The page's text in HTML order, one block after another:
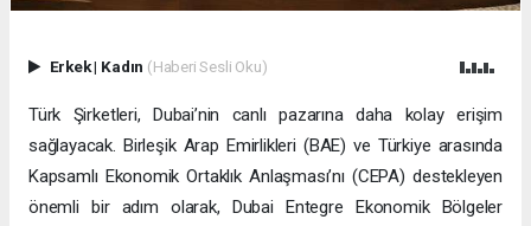
Erkek| Kadın (Haberi Sesli Oku)
Türk Şirketleri, Dubai’nin canlı pazarına daha kolay erişim
sağlayacak. Birleşik Arap Emirlikleri (BAE) ve Türkiye arasında
Kapsamlı Ekonomik Ortaklık Anlaşması’nı (CEPA) destekleyen
önemli bir adım olarak, Dubai Entegre Ekonomik Bölgeler